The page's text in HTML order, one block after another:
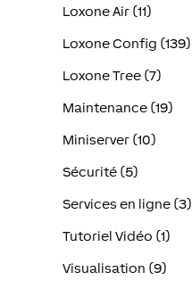
Loxone Air (11)
Loxone Config (139)
Loxone Tree (7)
Maintenance (19)
Miniserver (10)
Sécurité (5)
Services en ligne (3)
Tutoriel Vidéo (1)
Visualisation (9)